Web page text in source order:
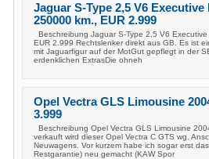
Jaguar S-Type 2,5 V6 Executive
250000 km., EUR 2.999
Beschreibung Jaguar S-Type 2,5 V6 Executive
EUR 2.999 Rechtslenker direkt aus GB. Es ist
mit Jaguarfigur auf der MotGut gepflegt in der
erdenklichen ExtrasDie ohneh
Opel Vectra GLS Limousine
3.999
Beschreibung Opel Vectra GLS Limousine
verkauft wird dieser Opel Vectra C GTS wg.
Neuwagens. Vor kurzem habe ich sogar erst
Restgarantie) neu gemacht (KAW Spor